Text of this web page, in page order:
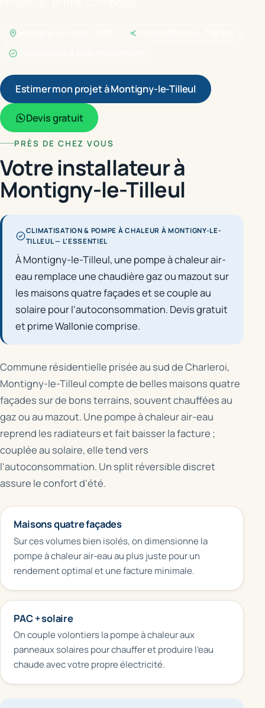
Estimer mon projet à Montigny-le-Tilleul
Devis gratuit
PRÈS DE CHEZ VOUS
Votre installateur à
Montigny-le-Tilleul
CLIMATISATION & POMPE À CHALEUR À MONTIGNY-LE-
TILLEUL — L'ESSENTIEL
À Montigny-le-Tilleul, une pompe à chaleur air-
eau remplace une chaudière gaz ou mazout sur
les maisons quatre façades et se couple au
solaire pour l'autoconsommation. Devis gratuit
et prime Wallonie comprise.
Commune résidentielle prisée au sud de Charleroi,
Montigny-le-Tilleul compte de belles maisons quatre
façades sur de bons terrains, souvent chauffées au
gaz ou au mazout. Une pompe à chaleur air-eau
reprend les radiateurs et fait baisser la facture ;
couplée au solaire, elle tend vers
l'autoconsommation. Un split réversible discret
assure le confort d'été.
Maisons quatre façades
Sur ces volumes bien isolés, on dimensionne la
pompe à chaleur air-eau au plus juste pour un
rendement optimal et une facture minimale.
PAC + solaire
On couple volontiers la pompe à chaleur aux
panneaux solaires pour chauffer et produire l'eau
chaude avec votre propre électricité.